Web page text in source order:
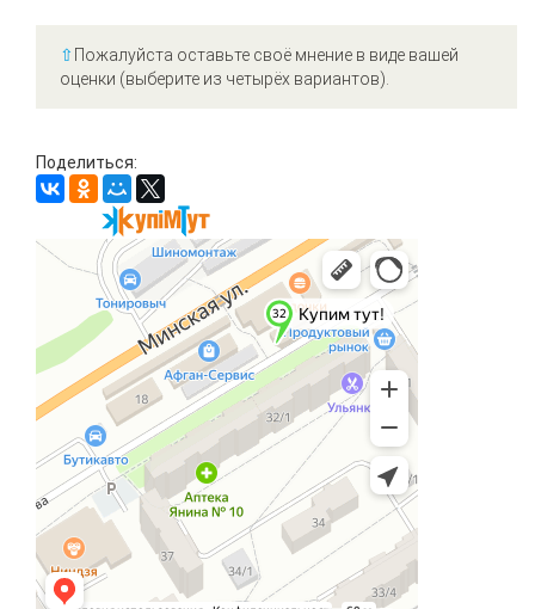
⇧ Пожалуйста оставьте своё мнение в виде вашей
оценки (выберите из четырёх вариантов).
Поделиться: